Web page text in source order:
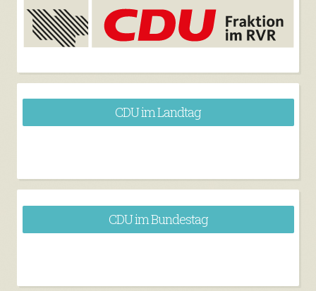
CDU im Landtag
CDU im Bundestag